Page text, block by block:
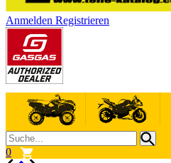
Anmelden Registrieren
0